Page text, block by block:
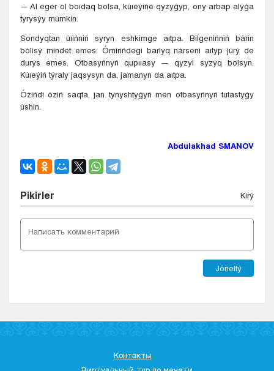
— Al eger ol boıdaq bolsa, kúıeýińe qyzyǵyp, ony arbap alýǵa
tyrysýy múmkin.
Sondyqtan úıińniń syryn eshkimge aıtpa. Bilgenińniń bárin
bólisý mindet emes. Ómirińdegi barlyq nárseni aıtyp júrý de
durys emes. Otbasyńnyń qupııasy — qyzyl syzyq bolsyn.
Kúıeýiń týraly jaqsysyn da, jamanyn da aıtpa.
Ózińdi óziń saqta, jan tynyshtyǵyń men otbasyńnyń tutastyǵy
úshin.
Abdulakhad SMANOV
Pіkіrler Kіrý
Jóneltý
Контакты